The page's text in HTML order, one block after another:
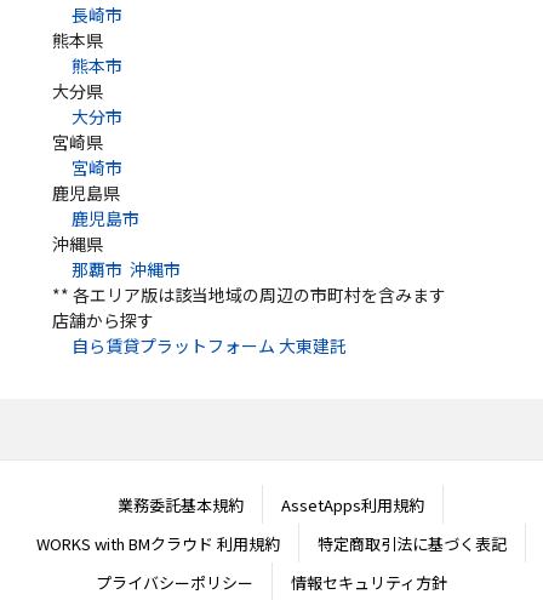
長崎市
熊本県
熊本市
大分県
大分市
宮崎県
宮崎市
鹿児島県
鹿児島市
沖縄県
那覇市 沖縄市
** 各エリア版は該当地域の周辺の市町村を含みます
店舗から探す
自ら賃貸プラットフォーム 大東建託
業務委託基本規約
AssetApps利用規約
WORKS with BMクラウド 利用規約
特定商取引法に基づく表記
プライバシーポリシー
情報セキュリティ方針